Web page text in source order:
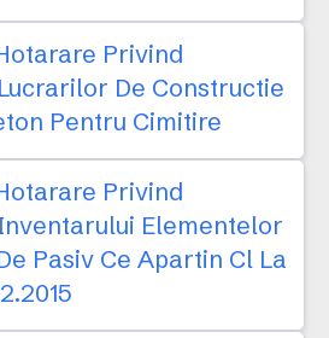
Privind
De Constructie
Pentru Cimitire
Privind
Elementelor
Pasiv Ce Apartin Cl La